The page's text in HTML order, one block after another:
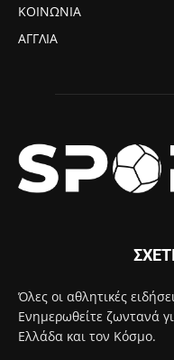
ΚΟΙΝΩΝΙΑ
ΑΓΓΛΙΑ
Όλες οι αθλητικές
Ενημερωθείτε ζωντανά
Ελλάδα και τον Κόσμο.